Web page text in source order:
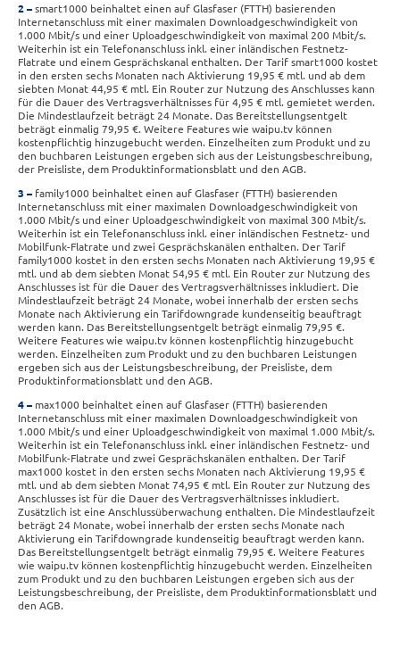
2
smart1000 beinhaltet einen auf Glasfaser (FTTH) basierenden
Internetanschluss mit einer maximalen Downloadgeschwindigkeit von
1.000 Mbit/s und einer Uploadgeschwindigkeit von maximal 200 Mbit/s.
Weiterhin ist ein Telefonanschluss inkl. einer inländischen Festnetz-
Flatrate und einem Gesprächskanal enthalten. Der Tarif smart1000 kostet
in den ersten sechs Monaten nach Aktivierung 19,95 € mtl. und ab dem
siebten Monat 44,95 € mtl. Ein Router zur Nutzung des Anschlusses kann
für die Dauer des Vertragsverhältnisses für 4,95 € mtl. gemietet werden.
Die Mindestlaufzeit beträgt 24 Monate. Das Bereitstellungsentgelt
beträgt einmalig 79,95 €. Weitere Features wie waipu.tv können
kostenpflichtig hinzugebucht werden. Einzelheiten zum Produkt und zu
den buchbaren Leistungen ergeben sich aus der Leistungsbeschreibung,
der Preisliste, dem Produktinformationsblatt und den AGB.
3
family1000 beinhaltet einen auf Glasfaser (FTTH) basierenden
Internetanschluss mit einer maximalen Downloadgeschwindigkeit von
1.000 Mbit/s und einer Uploadgeschwindigkeit von maximal 300 Mbit/s.
Weiterhin ist ein Telefonanschluss inkl. einer inländischen Festnetz- und
Mobilfunk-Flatrate und zwei Gesprächskanälen enthalten. Der Tarif
family1000 kostet in den ersten sechs Monaten nach Aktivierung 19,95 €
mtl. und ab dem siebten Monat 54,95 € mtl. Ein Router zur Nutzung des
Anschlusses ist für die Dauer des Vertragsverhältnisses inkludiert. Die
Mindestlaufzeit beträgt 24 Monate, wobei innerhalb der ersten sechs
Monate nach Aktivierung ein Tarifdowngrade kundenseitig beauftragt
werden kann. Das Bereitstellungsentgelt beträgt einmalig 79,95 €.
Weitere Features wie waipu.tv können kostenpflichtig hinzugebucht
werden. Einzelheiten zum Produkt und zu den buchbaren Leistungen
ergeben sich aus der Leistungsbeschreibung, der Preisliste, dem
Produktinformationsblatt und den AGB.
4
max1000 beinhaltet einen auf Glasfaser (FTTH) basierenden
Internetanschluss mit einer maximalen Downloadgeschwindigkeit von
1.000 Mbit/s und einer Uploadgeschwindigkeit von maximal 1.000 Mbit/s.
Weiterhin ist ein Telefonanschluss inkl. einer inländischen Festnetz- und
Mobilfunk-Flatrate und zwei Gesprächskanälen enthalten. Der Tarif
max1000 kostet in den ersten sechs Monaten nach Aktivierung 19,95 €
mtl. und ab dem siebten Monat 74,95 € mtl. Ein Router zur Nutzung des
Anschlusses ist für die Dauer des Vertragsverhältnisses inkludiert.
Zusätzlich ist eine Anschlussüberwachung enthalten. Die Mindestlaufzeit
beträgt 24 Monate, wobei innerhalb der ersten sechs Monate nach
Aktivierung ein Tarifdowngrade kundenseitig beauftragt werden kann.
Das Bereitstellungsentgelt beträgt einmalig 79,95 €. Weitere Features
wie waipu.tv können kostenpflichtig hinzugebucht werden. Einzelheiten
zum Produkt und zu den buchbaren Leistungen ergeben sich aus der
Leistungsbeschreibung, der Preisliste, dem Produktinformationsblatt und
den AGB.